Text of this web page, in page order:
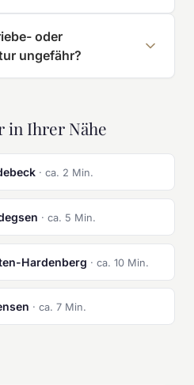
oder
ungefähr?
in Ihrer Nähe
· ca. 2 Min.
· ca. 5 Min.
Hardenberg · ca. 10 Min.
· ca. 7 Min.